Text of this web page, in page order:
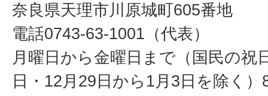
奈良県天理市川原城町605番地
電話0743-63-1001（代表）
月曜日から金曜日まで（国民の祝
日・12月29日から1月3日を除く